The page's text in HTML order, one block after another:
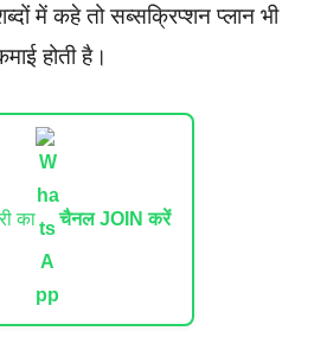
में कहे तो सब्सक्रिप्शन प्लान भी
होती है।
का चैनल JOIN करें